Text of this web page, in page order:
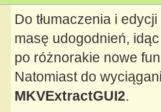
Do tłumaczenia i
masę udogodnień,
po różnorakie nowe
Natomiast do
MKVExtractGUI2.